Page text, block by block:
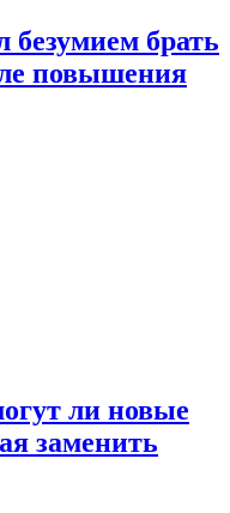
безумием брать
повышения
ли новые
заменить